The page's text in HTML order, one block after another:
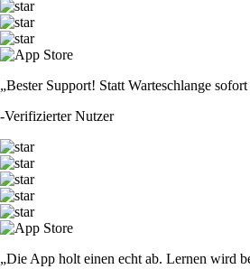
„Bester Support! Statt Warteschlange
-Verifizierter Nutzer
„Die App holt einen echt ab. Lernen wird